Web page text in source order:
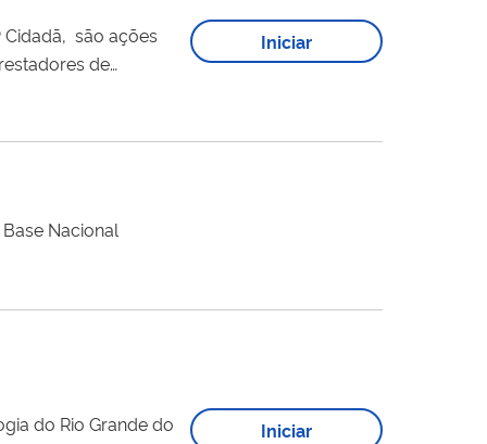
ações
de
estar e
e prestadores
Iniciar
Nacional
do Rio Grande do
Iniciar